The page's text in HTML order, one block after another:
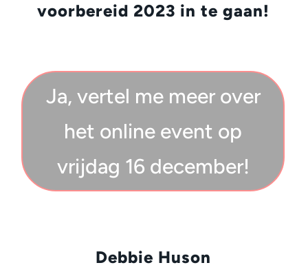
voorbereid 2023 in te gaan!
Ja, vertel me meer over
het online event op
vrijdag 16 december!
Debbie Huson